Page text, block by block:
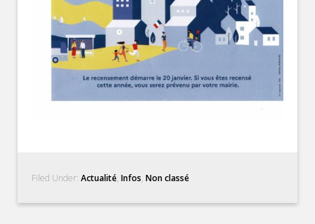
Filed Under:Actualité,Infos,Non classé